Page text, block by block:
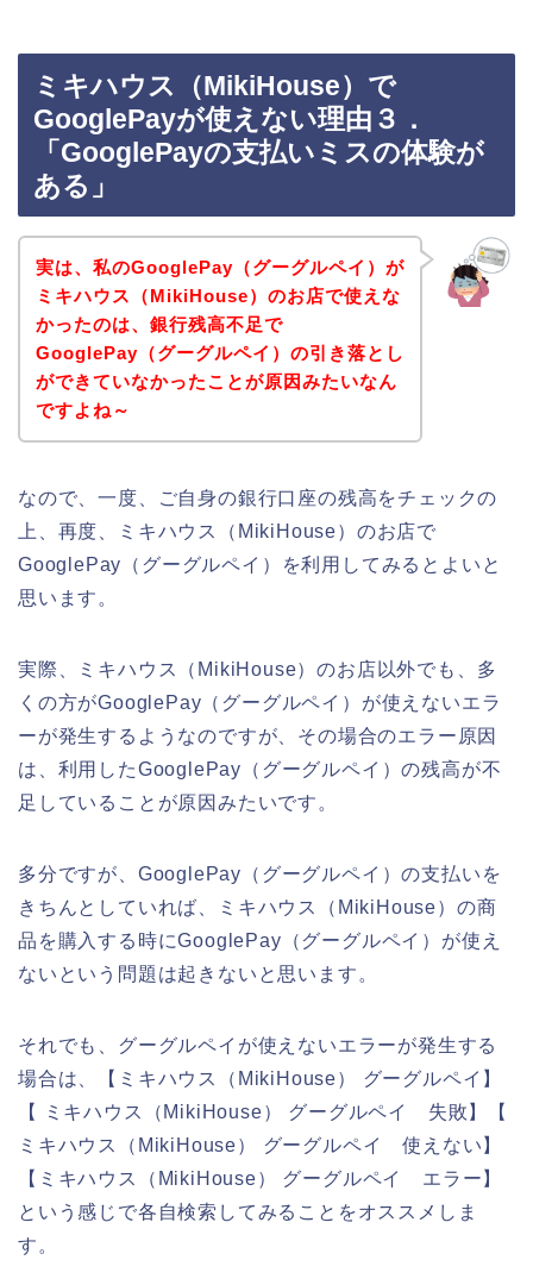
ミキハウス（MikiHouse）で
GooglePayが使えない理由３．
「GooglePayの支払いミスの体験が
ある」
実は、私のGooglePay（グーグルペイ）が
ミキハウス（MikiHouse）のお店で使えな
かったのは、銀行残高不足で
GooglePay（グーグルペイ）の引き落とし
ができていなかったことが原因みたいなん
ですよね～
なので、一度、ご自身の銀行口座の残高をチェックの
上、再度、ミキハウス（MikiHouse）のお店で
GooglePay（グーグルペイ）を利用してみるとよいと
思います。
実際、ミキハウス（MikiHouse）のお店以外でも、多
くの方がGooglePay（グーグルペイ）が使えないエラ
ーが発生するようなのですが、その場合のエラー原因
は、利用したGooglePay（グーグルペイ）の残高が不
足していることが原因みたいです。
多分ですが、GooglePay（グーグルペイ）の支払いを
きちんとしていれば、ミキハウス（MikiHouse）の商
品を購入する時にGooglePay（グーグルペイ）が使え
ないという問題は起きないと思います。
それでも、グーグルペイが使えないエラーが発生する
場合は、【ミキハウス（MikiHouse） グーグルペイ】
【 ミキハウス（MikiHouse） グーグルペイ 失敗】【
ミキハウス（MikiHouse） グーグルペイ 使えない】
【ミキハウス（MikiHouse） グーグルペイ エラー】
という感じで各自検索してみることをオススメしま
す。